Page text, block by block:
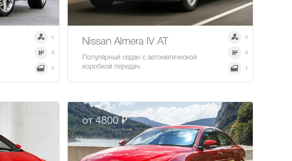
5
A
4
Nissan Almera IV AT
Популярный седан с автоматической
коробкой передач.
5
A
4
от 4800 ₽